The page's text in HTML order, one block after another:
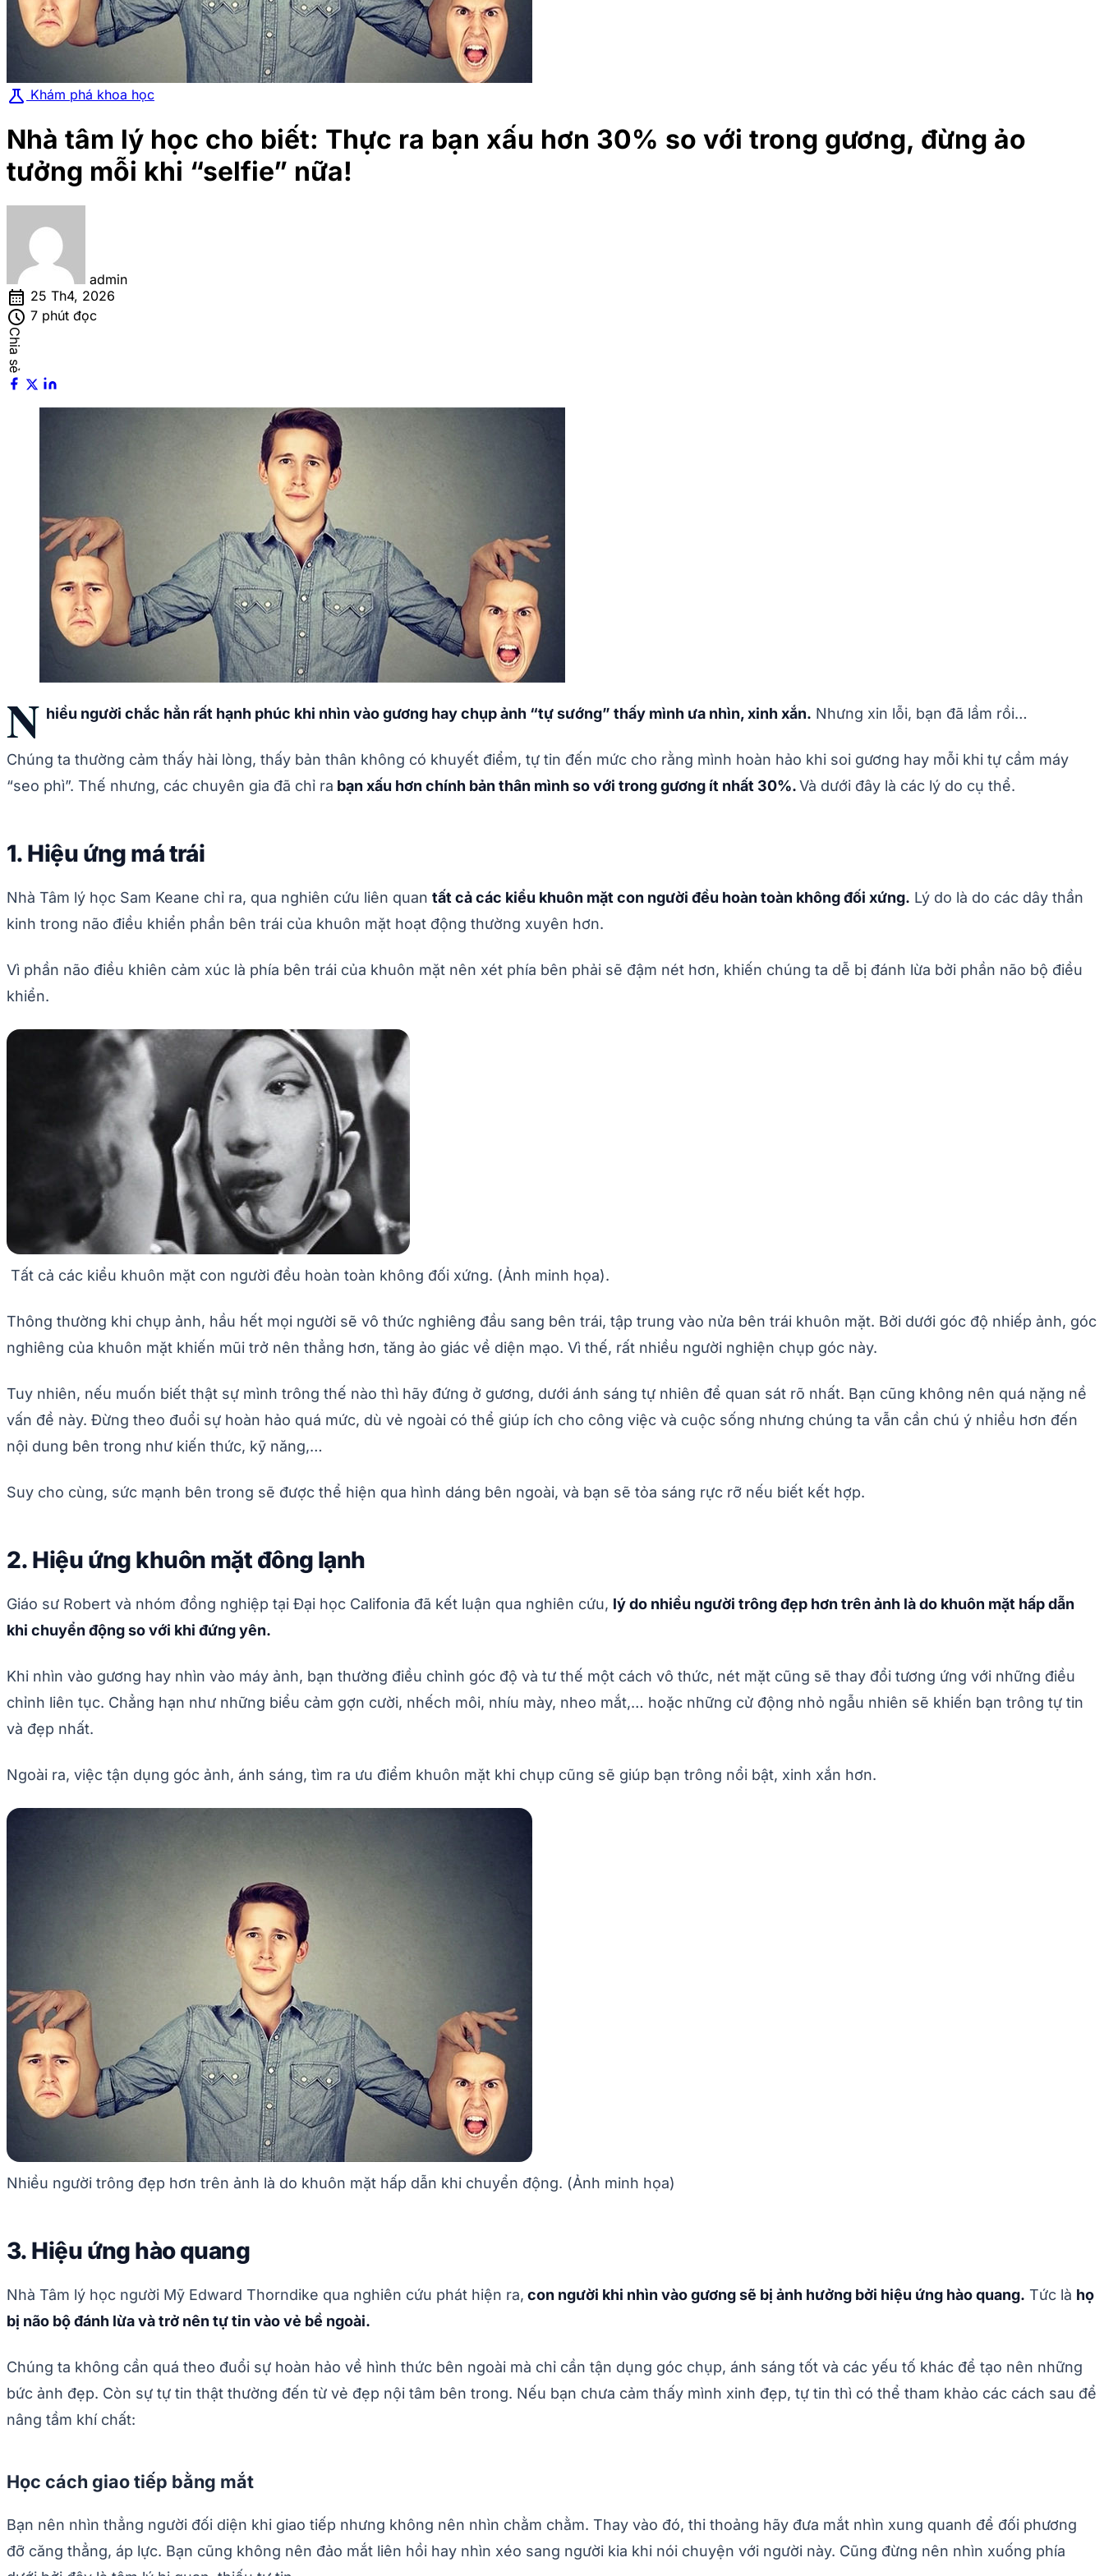
science Khám phá khoa học
Nhà tâm lý học cho biết: Thực ra bạn xấu hơn 30% so với trong gương, đừng ảo
tưởng mỗi khi “selfie” nữa!
admin
calendar_month 25 Th4, 2026
schedule 7 phút đọc
Chia sẻ
N hiều người chắc hẳn rất hạnh phúc khi nhìn vào gương hay chụp ảnh “tự sướng” thấy mình ưa nhìn, xinh xắn. Nhưng xin lỗi, bạn đã lầm rồi…
Chúng ta thường cảm thấy hài lòng, thấy bản thân không có khuyết điểm, tự tin đến mức cho rằng mình hoàn hảo khi soi gương hay mỗi khi tự cầm máy
“seo phì”. Thế nhưng, các chuyên gia đã chỉ ra bạn xấu hơn chính bản thân mình so với trong gương ít nhất 30%.Và dưới đây là các lý do cụ thể.
1. Hiệu ứng má trái
Nhà Tâm lý học Sam Keane chỉ ra, qua nghiên cứu liên quan tất cả các kiểu khuôn mặt con người đều hoàn toàn không đối xứng. Lý do là do các dây thần
kinh trong não điều khiển phần bên trái của khuôn mặt hoạt động thường xuyên hơn.
Vì phần não điều khiên cảm xúc là phía bên trái của khuôn mặt nên xét phía bên phải sẽ đậm nét hơn, khiến chúng ta dễ bị đánh lừa bởi phần não bộ điều
khiển.
Tất cả các kiểu khuôn mặt con người đều hoàn toàn không đối xứng. (Ảnh minh họa).
Thông thường khi chụp ảnh, hầu hết mọi người sẽ vô thức nghiêng đầu sang bên trái, tập trung vào nửa bên trái khuôn mặt. Bởi dưới góc độ nhiếp ảnh, góc
nghiêng của khuôn mặt khiến mũi trở nên thẳng hơn, tăng ảo giác về diện mạo. Vì thế, rất nhiều người nghiện chụp góc này.
Tuy nhiên, nếu muốn biết thật sự mình trông thế nào thì hãy đứng ở gương, dưới ánh sáng tự nhiên để quan sát rõ nhất. Bạn cũng không nên quá nặng nề
vấn đề này. Đừng theo đuổi sự hoàn hảo quá mức, dù vẻ ngoài có thể giúp ích cho công việc và cuộc sống nhưng chúng ta vẫn cần chú ý nhiều hơn đến
nội dung bên trong như kiến thức, kỹ năng,…
Suy cho cùng, sức mạnh bên trong sẽ được thể hiện qua hình dáng bên ngoài, và bạn sẽ tỏa sáng rực rỡ nếu biết kết hợp.
2. Hiệu ứng khuôn mặt đông lạnh
Giáo sư Robert và nhóm đồng nghiệp tại Đại học Califonia đã kết luận qua nghiên cứu, lý do nhiều người trông đẹp hơn trên ảnh là do khuôn mặt hấp dẫn
khi chuyển động so với khi đứng yên.
Khi nhìn vào gương hay nhìn vào máy ảnh, bạn thường điều chỉnh góc độ và tư thế một cách vô thức, nét mặt cũng sẽ thay đổi tương ứng với những điều
chỉnh liên tục. Chẳng hạn như những biểu cảm gợn cười, nhếch môi, nhíu mày, nheo mắt,… hoặc những cử động nhỏ ngẫu nhiên sẽ khiến bạn trông tự tin
và đẹp nhất.
Ngoài ra, việc tận dụng góc ảnh, ánh sáng, tìm ra ưu điểm khuôn mặt khi chụp cũng sẽ giúp bạn trông nổi bật, xinh xắn hơn.
Nhiều người trông đẹp hơn trên ảnh là do khuôn mặt hấp dẫn khi chuyển động. (Ảnh minh họa)
3. Hiệu ứng hào quang
Nhà Tâm lý học người Mỹ Edward Thorndike qua nghiên cứu phát hiện ra, con người khi nhìn vào gương sẽ bị ảnh hưởng bởi hiệu ứng hào quang. Tức là họ
bị não bộ đánh lừa và trở nên tự tin vào vẻ bề ngoài.
Chúng ta không cần quá theo đuổi sự hoàn hảo về hình thức bên ngoài mà chỉ cần tận dụng góc chụp, ánh sáng tốt và các yếu tố khác để tạo nên những
bức ảnh đẹp. Còn sự tự tin thật thường đến từ vẻ đẹp nội tâm bên trong. Nếu bạn chưa cảm thấy mình xinh đẹp, tự tin thì có thể tham khảo các cách sau để
nâng tầm khí chất:
Học cách giao tiếp bằng mắt
Bạn nên nhìn thẳng người đối diện khi giao tiếp nhưng không nên nhìn chằm chằm. Thay vào đó, thi thoảng hãy đưa mắt nhìn xung quanh để đối phương
đỡ căng thẳng, áp lực. Bạn cũng không nên đảo mắt liên hồi hay nhìn xéo sang người kia khi nói chuyện với người này. Cũng đừng nên nhìn xuống phía